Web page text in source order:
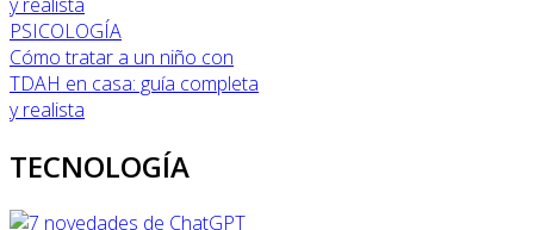
PSICOLOGÍA
Cómo tratar a un niño con
TDAH en casa: guía completa
y realista
TECNOLOGÍA